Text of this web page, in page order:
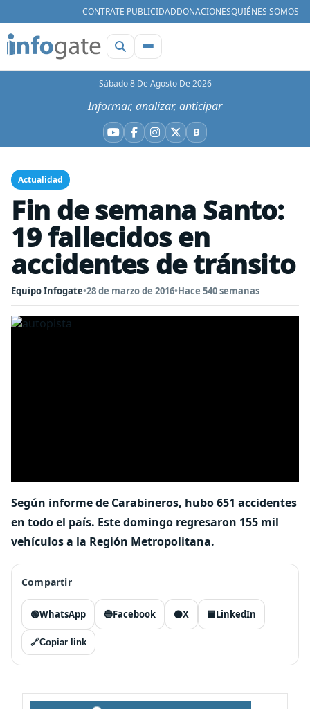
CONTRATE PUBLICIDADDONACIONESQUIÉNES SOMOS
Sábado 8 De Agosto De 2026
Informar, analizar, anticipar
YouTube
Facebook
Instagram
X BBluesky
Actualidad
Fin de semana Santo:
19 fallecidos en
accidentes de tránsito
Equipo Infogate•28 de marzo de 2016•Hace 540 semanas
Según informe de Carabineros, hubo 651 accidentes
en todo el país. Este domingo regresaron 155 mil
vehículos a la Región Metropolitana.
Compartir
🟢WhatsApp 🔵Facebook ⚫X 🟦LinkedIn
🔗Copiar link